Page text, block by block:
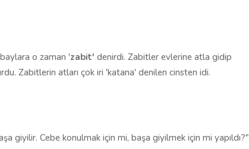
o zaman 'zabit' denirdi. Zabitler evlerine atla gidip
Zabitlerin atları çok iri 'katana' denilen cinsten idi.
giyilir. Cebe konulmak için mi, başa giyilmek için mi yapıldı?"